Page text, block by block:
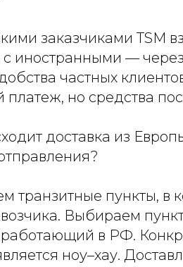
заказчиками TSM
иностранными —
частных
платеж, но средства
доставка из
транзитные пункты, в
Выбираем
работающий в РФ.
ноу–хау.